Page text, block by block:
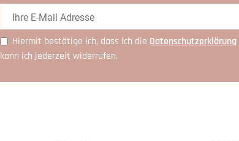
Hiermit bestätige ich, dass ich die Daten­schutz­erklärung
kann ich jederzeit widerrufen.